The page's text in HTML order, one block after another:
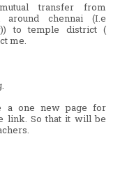
transfer from
around chennai (I.e
to temple district (
me.
a one new page for
link. So that it will be